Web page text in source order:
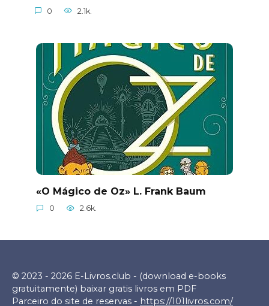
0 2.1k.
«O Mágico de Oz» L. Frank Baum
0 2.6k.
© 2023 - 2026 E-Livros.club - (download e-books
gratuitamente) baixar gratis livros em PDF
Parceiro do site de reservas - https://101livros.com/